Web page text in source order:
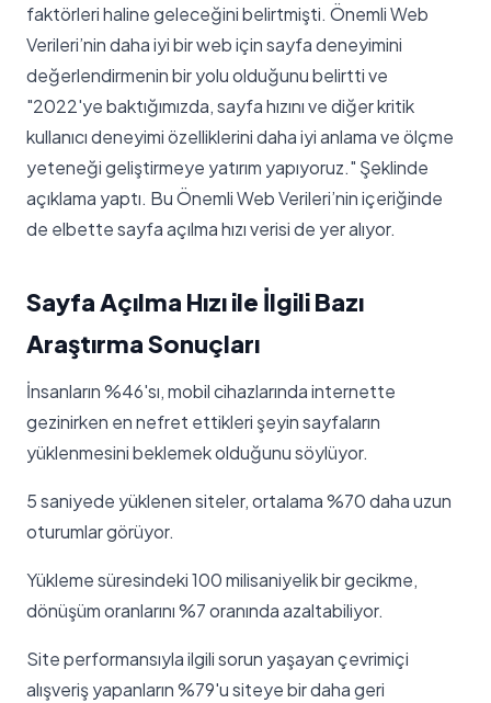
faktörleri haline geleceğini belirtmişti. Önemli Web
Verileri’nin daha iyi bir web için sayfa deneyimini
değerlendirmenin bir yolu olduğunu belirtti ve
"2022'ye baktığımızda, sayfa hızını ve diğer kritik
kullanıcı deneyimi özelliklerini daha iyi anlama ve ölçme
yeteneği geliştirmeye yatırım yapıyoruz." Şeklinde
açıklama yaptı. Bu Önemli Web Verileri’nin içeriğinde
de elbette sayfa açılma hızı verisi de yer alıyor.
Sayfa Açılma Hızı ile İlgili Bazı
Araştırma Sonuçları
İnsanların %46'sı, mobil cihazlarında internette
gezinirken en nefret ettikleri şeyin sayfaların
yüklenmesini beklemek olduğunu söylüyor.
5 saniyede yüklenen siteler, ortalama %70 daha uzun
oturumlar görüyor.
Yükleme süresindeki 100 milisaniyelik bir gecikme,
dönüşüm oranlarını %7 oranında azaltabiliyor.
Site performansıyla ilgili sorun yaşayan çevrimiçi
alışveriş yapanların %79'u siteye bir daha geri